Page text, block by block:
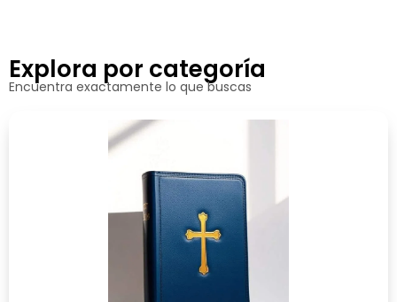
Explora por categoría
Encuentra exactamente lo que buscas